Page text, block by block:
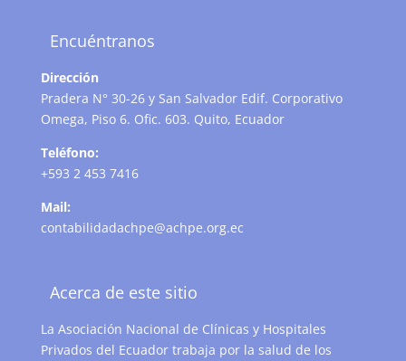
Encuéntranos
Dirección
Pradera N° 30-26 y San Salvador Edif. Corporativo
Omega, Piso 6. Ofic. 603. Quito, Ecuador
Teléfono:
+593 2 453 7416
Mail:
contabilidadachpe@achpe.org.ec
Acerca de este sitio
La Asociación Nacional de Clínicas y Hospitales
Privados del Ecuador trabaja por la salud de los